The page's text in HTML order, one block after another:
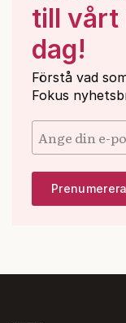
till vårt
dag!
Förstå vad
Fokus